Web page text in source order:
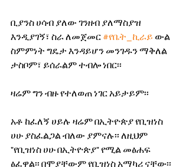
ቢያንስ ሀሳብ ያለው ገንዘብ ያለማስያዝ
እንዲያገኝ፣ ስራ ለመጀመር #የቤት_ኪራይ ውል
ስምምነት ግዴታ እንዳይሆን መንገዱን ማቅለል
ታስቦም፣ ይሰራልም ተብሎ ነበር፡፡
ዛሬም ግን ብዙ የተለወጠ ነገር አይታይም፡፡
አቶ ከፈለኝ ሀይሉ ዛሬም በኢትዮጵያ የቢዝነስ
ሀሁ ያስፈልጋል ብለው ያምናሉ፡፡ ለዚህም
"የቢዝነስ ሀሁ በኢትዮጵያ" የሚል መፅሐፍ
ፅፈዋል፡፡ በሞያቸውም የቢዝነስ አማካሪ ናቸው፡፡